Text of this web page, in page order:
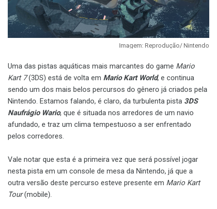
Imagem: Reprodução/ Nintendo
Uma das pistas aquáticas mais marcantes do game Mario
Kart 7(3DS) está de volta em Mario Kart World, e continua
sendo um dos mais belos percursos do gênero já criados pela
Nintendo. Estamos falando, é claro, da turbulenta pista 3DS
Naufrágio Wario, que é situada nos arredores de um navio
afundado, e traz um clima tempestuoso a ser enfrentado
pelos corredores.
Vale notar que esta é a primeira vez que será possível jogar
nesta pista em um console de mesa da Nintendo, já que a
outra versão deste percurso esteve presente em Mario Kart
Tour(mobile).